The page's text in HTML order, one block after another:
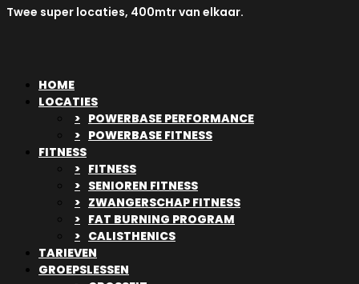
Twee super locaties, 400mtr van elkaar.
HOME
LOCATIES
POWERBASE PERFORMANCE
POWERBASE FITNESS
FITNESS
FITNESS
SENIOREN FITNESS
ZWANGERSCHAP FITNESS
FAT BURNING PROGRAM
CALISTHENICS
TARIEVEN
GROEPSLESSEN